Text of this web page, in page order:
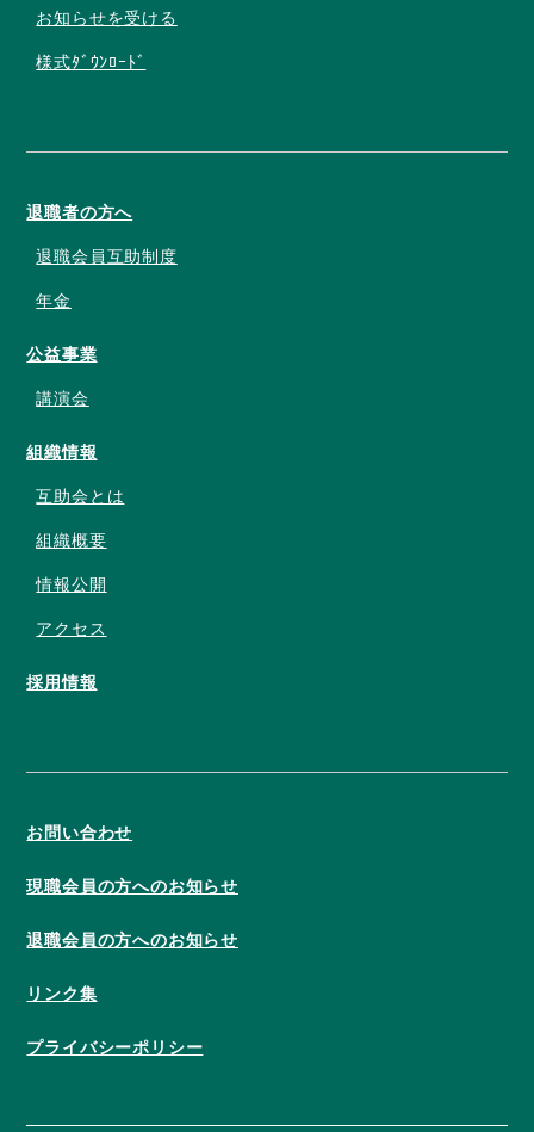
お知らせを受ける
様式ﾀﾞｳﾝﾛｰﾄﾞ
退職者の方へ
退職会員互助制度
年金
公益事業
講演会
組織情報
互助会とは
組織概要
情報公開
アクセス
採用情報
お問い合わせ
現職会員の方へのお知らせ
退職会員の方へのお知らせ
リンク集
プライバシーポリシー